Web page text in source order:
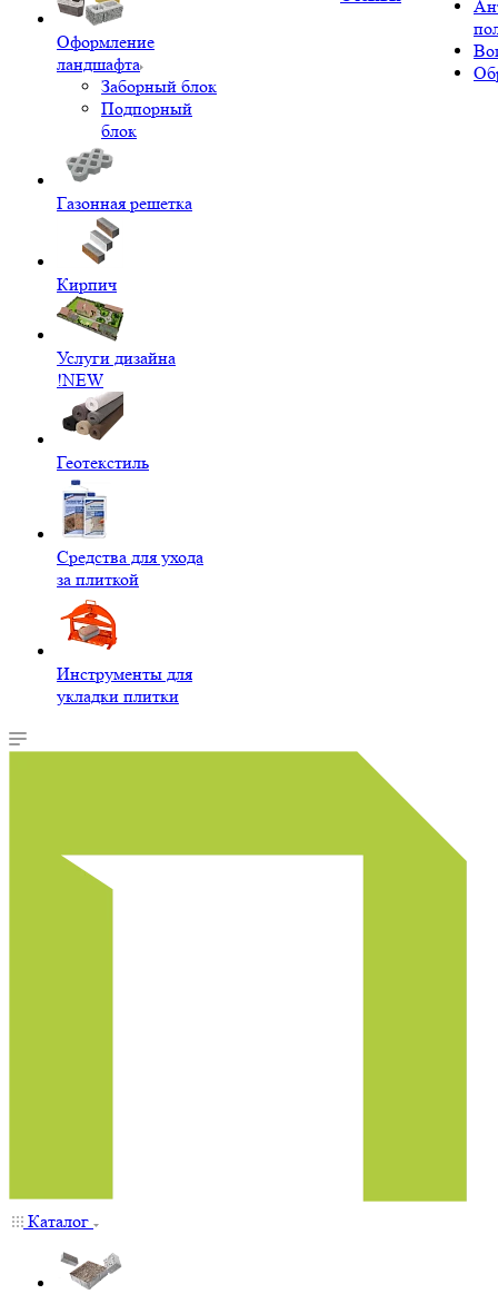
Оформление
ландшафта
Заборный блок
Подпорный
блок
Газонная решетка
Кирпич
Услуги дизайна
!NEW
Геотекстиль
Средства для ухода
за плиткой
Инструменты для
укладки плитки
Каталог